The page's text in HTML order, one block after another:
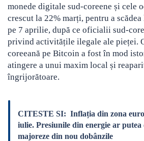
monede digitale sud-coreene și cele
crescut la 22% marți, pentru a
pe 7 aprilie, după ce oficialii sud-
privind activitățile ilegale ale pieței.
coreeană pe Bitcoin a fost în mod
atingere a unui maxim local și
îngrijorătoare.
CITESTE SI: Inflația din zona
iulie. Presiunile din energie ar
majoreze din nou dobânzile